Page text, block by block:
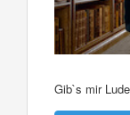
Gib`s mir